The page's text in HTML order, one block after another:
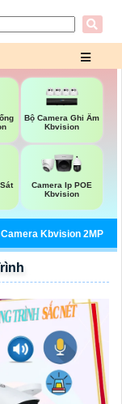
Bộ Camera Ghi Âm
Kbvision
Camera Ip POE
Kbvision
Camera Kbvision 2MP